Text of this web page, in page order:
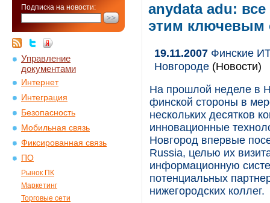
Подписка на новости:
Управление
документами
Интернет
Интеграция
Безопасность
Мобильная связь
Фиксированная связь
ПО
Рынок ПК
Маркетинг
Торговые сети
anydata adu:
этим ключевым
19.11.2007 Финские
Новгороде (Новости)
На прошлой неделе в
финской стороны в
нескольких десятков
инновационные
Новгород впервые
Russia, целью их
информационную
потенциальных
нижегородских коллег.